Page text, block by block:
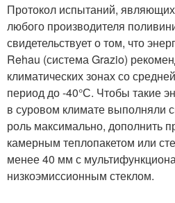
Протокол испытаний,
любого производителя
свидетельствует о том, что
Rehau (система Grazio)
климатических зонах со
период до -40°С. Чтобы такие
в суровом климате выполняли
роль максимально, дополнить
камерным теплопакетом или
менее 40 мм с
низкоэмиссионным стеклом.